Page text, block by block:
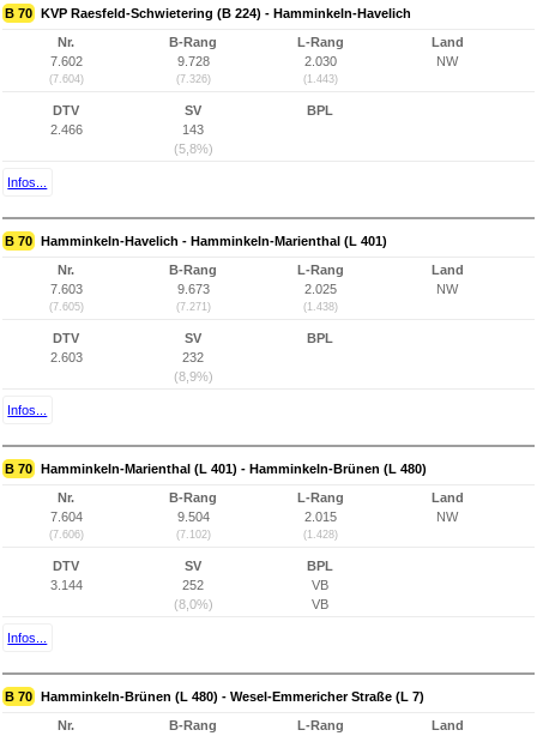
B 70 KVP Raesfeld-Schwietering (B 224) - Hamminkeln-Havelich
Nr.
7.602
(7.604)
B-Rang
9.728
(7.326)
L-Rang
2.030
(1.443)
Land
NW
DTV
2.466
SV
143
(5,8%)
BPL
Infos...
B 70 Hamminkeln-Havelich - Hamminkeln-Marienthal (L 401)
Nr.
7.603
(7.605)
B-Rang
9.673
(7.271)
L-Rang
2.025
(1.438)
Land
NW
DTV
2.603
SV
232
(8,9%)
BPL
Infos...
B 70 Hamminkeln-Marienthal (L 401) - Hamminkeln-Brünen (L 480)
Nr.
7.604
(7.606)
B-Rang
9.504
(7.102)
L-Rang
2.015
(1.428)
Land
NW
DTV
3.144
SV
252
(8,0%)
BPL
VB
VB
Infos...
B 70 Hamminkeln-Brünen (L 480) - Wesel-Emmericher Straße (L 7)
Nr.
B-Rang
L-Rang
Land